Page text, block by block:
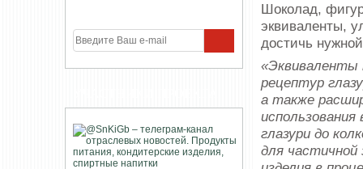
Шоколад,
эквиваленты,
достичь
«Эквиваленты
рецептур
а также
глазури до
для частичной